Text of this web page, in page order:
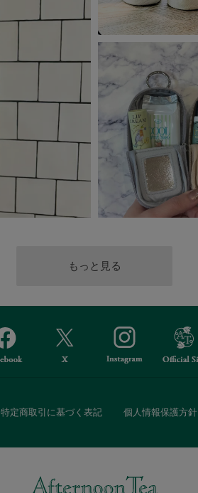
特定商取引に基づく表記 個人情報保護方針